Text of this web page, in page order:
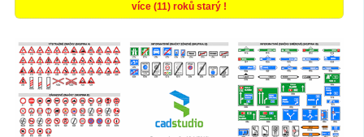
více (11) roků starý !